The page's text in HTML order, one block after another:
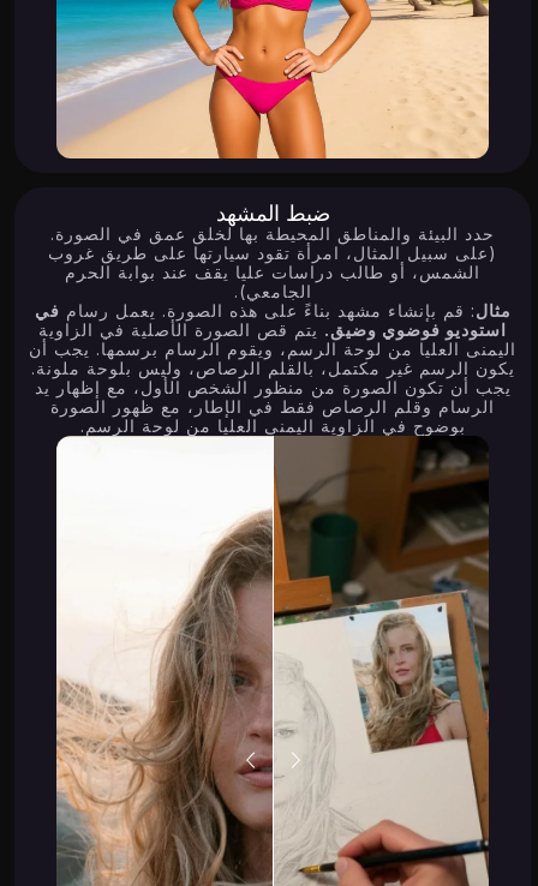
ضبط المشهد
حدد البيئة والمناطق المحيطة بها لخلق عمق في الصورة.
(على سبيل المثال، امرأة تقود سيارتها على طريق غروب
الشمس، أو طالب دراسات عليا يقف عند بوابة الحرم
الجامعي).
مثال: قم بإنشاء مشهد بناءً على هذه الصورة. يعمل رسام في
استوديو فوضوي وضيق. يتم قص الصورة الأصلية في الزاوية
اليمنى العليا من لوحة الرسم، ويقوم الرسام برسمها. يجب أن
يكون الرسم غير مكتمل، بالقلم الرصاص، وليس بلوحة ملونة.
يجب أن تكون الصورة من منظور الشخص الأول، مع إظهار يد
الرسام وقلم الرصاص فقط في الإطار، مع ظهور الصورة
بوضوح في الزاوية اليمنى العليا من لوحة الرسم.